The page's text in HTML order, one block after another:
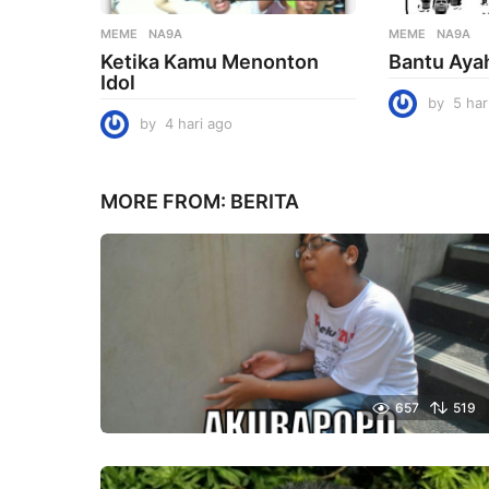
MEME NA9A
Ketika Kamu Menonton
Idol
by 4 hari ago
i
MEME NA9A
Bantu
by 5
MORE FROM: BERITA
657 519